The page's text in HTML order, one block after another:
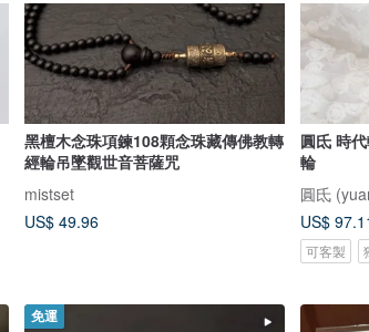
黑檀木念珠項鍊108顆念珠藏傳佛教轉
經輪吊墜觀世音菩薩咒
mistset
US$ 49.96
圓氐 時代軌跡金字塔秘寶手鍊 單顆滾
輪
圓氐
US$
可客製
免運